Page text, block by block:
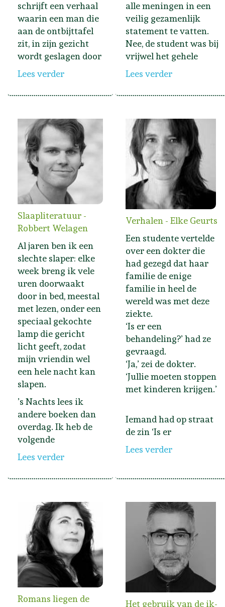
schrijft een verhaal
waarin een man die
aan de ontbijttafel
zit, in zijn gezicht
wordt geslagen door
Lees verder
alle meningen in een
veilig gezamenlijk
statement te vatten.
Nee, de student was bij
vrijwel het gehele
Lees verder
Slaapliteratuur -
Robbert Welagen
Al jaren ben ik een
slechte slaper: elke
week breng ik vele
uren doorwaakt
door in bed, meestal
met lezen, onder een
speciaal gekochte
lamp die gericht
licht geeft, zodat
mijn vriendin wel
een hele nacht kan
slapen.
’s Nachts lees ik
andere boeken dan
overdag. Ik heb de
volgende
Lees verder
Verhalen - Elke Geurts
Een studente vertelde
over een dokter die
had gezegd dat haar
familie de enige
familie in heel de
wereld was met deze
ziekte.
‘Is er een
behandeling?’ had ze
gevraagd.
‘Ja,’ zei de dokter.
‘Jullie moeten stoppen
met kinderen krijgen.’
Iemand had op straat
de zin ‘Is er
Lees verder
Romans liegen de
Het gebruik van de ik-